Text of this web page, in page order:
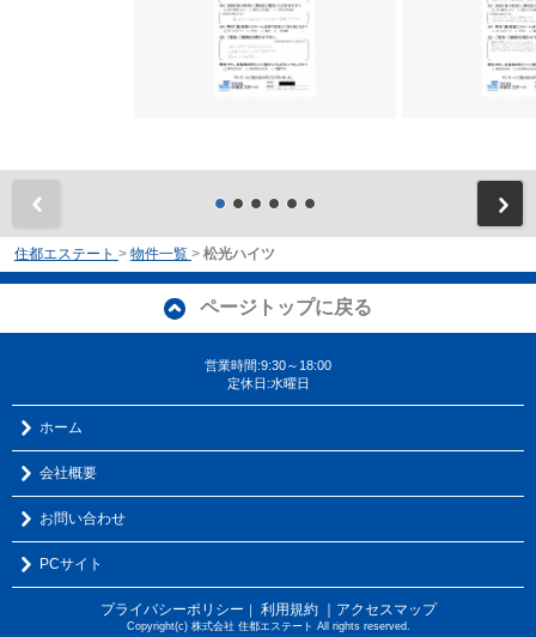
住都エステート > 物件一覧 > 松光ハイツ
ページトップに戻る
営業時間:9:30～18:00
定休日:水曜日
ホーム
会社概要
お問い合わせ
PCサイト
プライバシーポリシー 利用規約 ｜アクセスマップ
Copyright(c) 株式会社 住都エステート All rights reserved.